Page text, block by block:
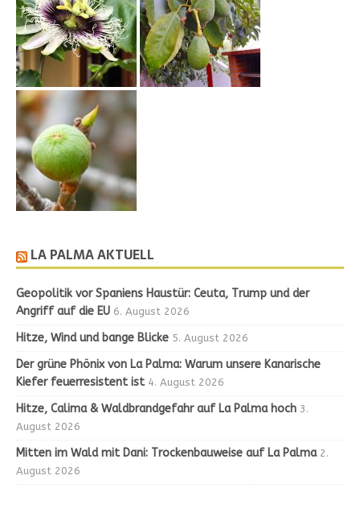
LA PALMA AKTUELL
Geopolitik vor Spaniens Haustür: Ceuta, Trump und der
Angriff auf die EU 6. August 2026
Hitze, Wind und bange Blicke 5. August 2026
Der grüne Phönix von La Palma: Warum unsere Kanarische
Kiefer feuerresistent ist 4. August 2026
Hitze, Calima & Waldbrandgefahr auf La Palma hoch 3.
August 2026
Mitten im Wald mit Dani: Trockenbauweise auf La Palma 2.
August 2026